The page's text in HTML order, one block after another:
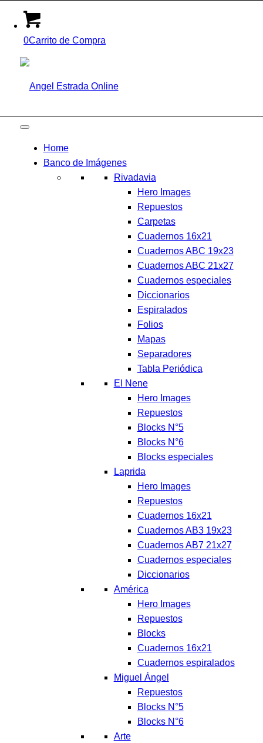
0Carrito de Compra
Home
Banco de Imágenes
Rivadavia
Hero Images
Repuestos
Carpetas
Cuadernos 16x21
Cuadernos ABC 19x23
Cuadernos ABC 21x27
Cuadernos especiales
Diccionarios
Espiralados
Folios
Mapas
Separadores
Tabla Periódica
El Nene
Hero Images
Repuestos
Blocks N°5
Blocks N°6
Blocks especiales
Laprida
Hero Images
Repuestos
Cuadernos 16x21
Cuadernos AB3 19x23
Cuadernos AB7 21x27
Cuadernos especiales
Diccionarios
América
Hero Images
Repuestos
Blocks
Cuadernos 16x21
Cuadernos espiralados
Miguel Ángel
Repuestos
Blocks N°5
Blocks N°6
Arte